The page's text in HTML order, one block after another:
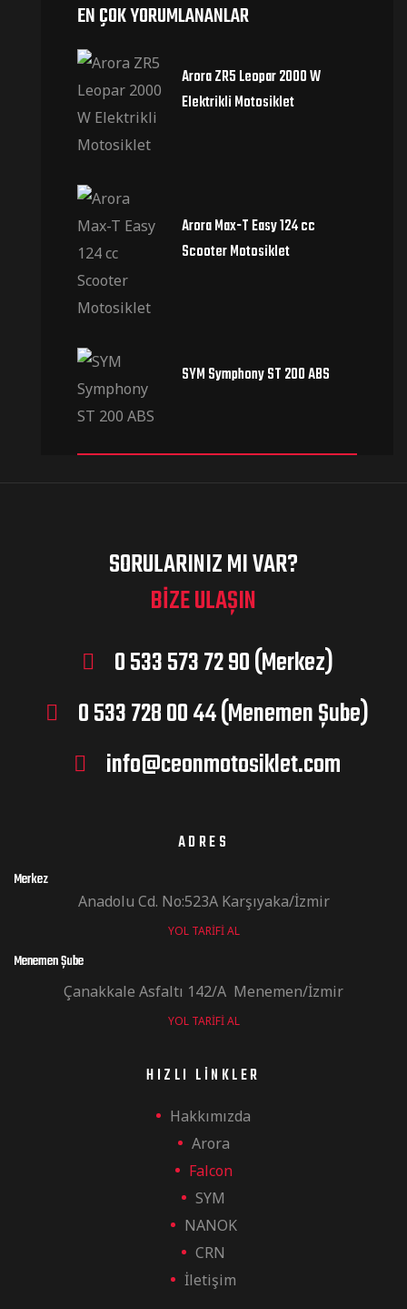
EN ÇOK YORUMLANANLAR
Arora ZR5 Leopar 2000 W
Elektrikli Motosiklet
Arora Max-T Easy 124 cc
Scooter Motosiklet
SYM Symphony ST 200 ABS
SORULARINIZ MI VAR?
BIZE ULAŞIN
0 533 573 72 90 (Merkez)
0 533 728 00 44 (Menemen Şube)
info@ceonmotosiklet.com
ADRES
Merkez
Anadolu Cd. No:523A Karşıyaka/İzmir
YOL TARIFI AL
Menemen Şube
Çanakkale Asfaltı 142/A Menemen/İzmir
YOL TARIFI AL
HIZLI LINKLER
Hakkımızda
Arora
Falcon
SYM
NANOK
CRN
İletişim